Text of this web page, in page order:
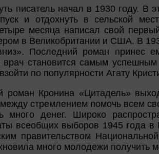
писатель начал в 1930 году. В
и отдохнуть в сельской
месяца написал свой
в Великобритании и США. В
Последний роман принес
становится самым
по популярности Агату
роман Кронина «Цитадель»
стремлением помочь всем
много денег. Широко
всеобщих выборов 1945 года
правительством
много молодежи получить